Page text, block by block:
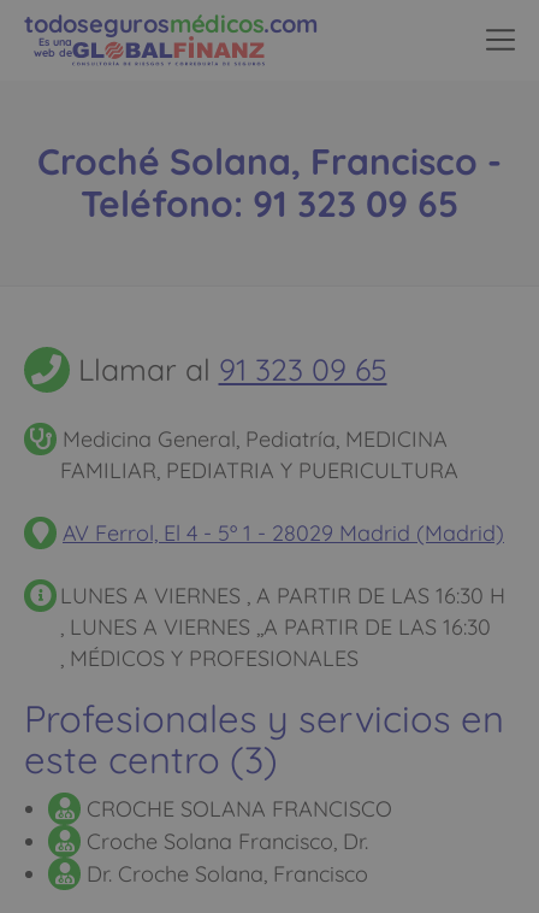
todosegurosmédicos.com
Es una
web de
Croché Solana, Francisco -
Teléfono: 91 323 09 65
Llamar al 91 323 09 65
Medicina General, Pediatría, MEDICINA
FAMILIAR, PEDIATRIA Y PUERICULTURA
AV Ferrol, El 4 - 5º 1 - 28029 Madrid (Madrid)
LUNES A VIERNES , A PARTIR DE LAS 16:30 H
, LUNES A VIERNES ,,A PARTIR DE LAS 16:30
, MÉDICOS Y PROFESIONALES
Profesionales y servicios en
este centro (3)
CROCHE SOLANA FRANCISCO
Croche Solana Francisco, Dr.
Dr. Croche Solana, Francisco